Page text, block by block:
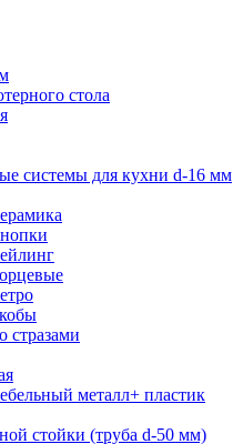
стола
системы для кухни d-16 мм
стразами
металл+ пластик
стойки (труба d-50 мм)